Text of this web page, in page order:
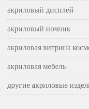
акриловый дисплей
акриловый ночник
акриловая витрина
акриловая мебель
другие акриловые